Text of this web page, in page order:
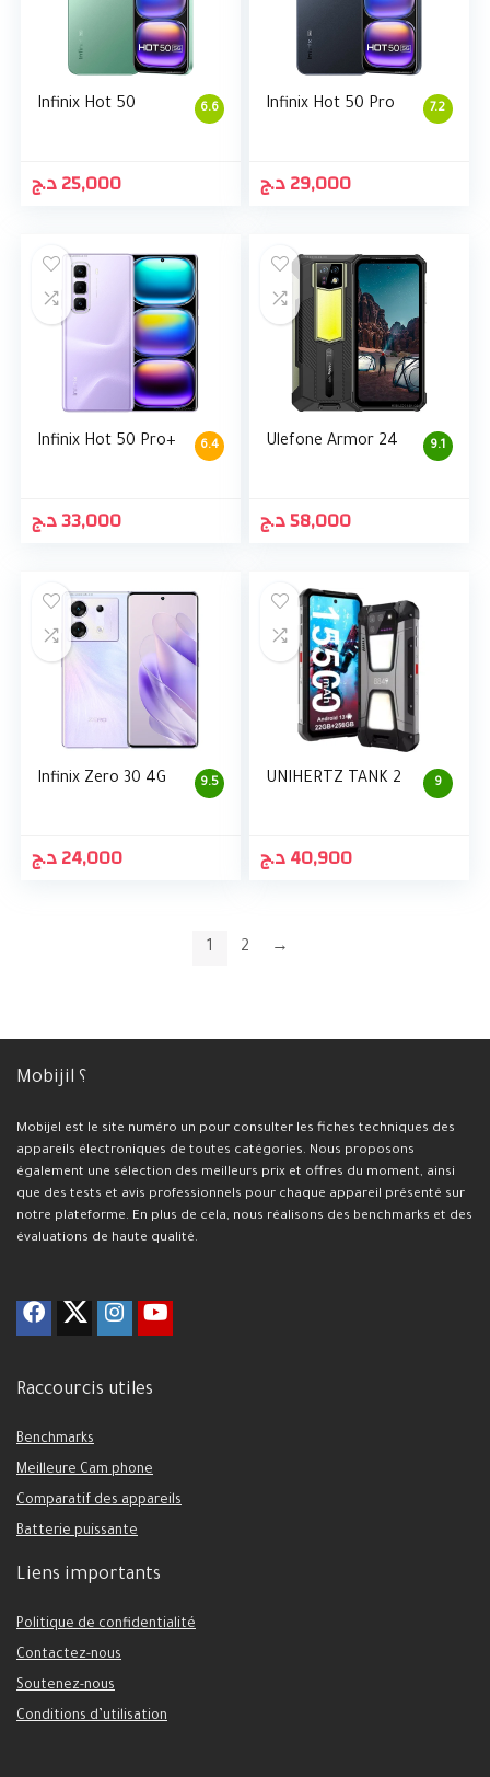
6.6
Infinix Hot 50
25,000د.ج
7.2
Infinix Hot 50 Pro
29,000د.ج
6.4
Infinix Hot 50 Pro+
33,000د.ج
9.1
Ulefone Armor 24
58,000د.ج
9.5
Infinix Zero 30 4G
24,000د.ج
9
UNIHERTZ TANK 2
40,900د.ج
1 2 →
Mobijil ؟
Mobijel est le site numéro un pour consulter les fiches techniques des
appareils électroniques de toutes catégories. Nous proposons
également une sélection des meilleurs prix et offres du moment, ainsi
que des tests et avis professionnels pour chaque appareil présenté sur
notre plateforme. En plus de cela, nous réalisons des benchmarks et des
évaluations de haute qualité.
Raccourcis utiles
Benchmarks
Meilleure Cam phone
Comparatif des appareils
Batterie puissante
Liens importants
Politique de confidentialité
Contactez-nous
Soutenez-nous
Conditions d’utilisation